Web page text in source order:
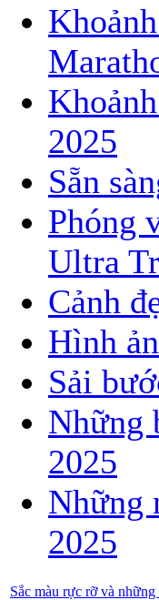
2025
Sẵn
Phóng
Ultra
Cảnh
Hình
Sải
Những
2025
Những
2025
Sắc màu rực rỡ và